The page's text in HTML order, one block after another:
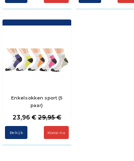
Enkelsokken sport (5
paar)
23,96 € 29,95 €
Bekijk Koop nu